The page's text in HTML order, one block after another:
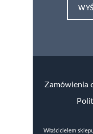
Zamówienia
Właścicielem